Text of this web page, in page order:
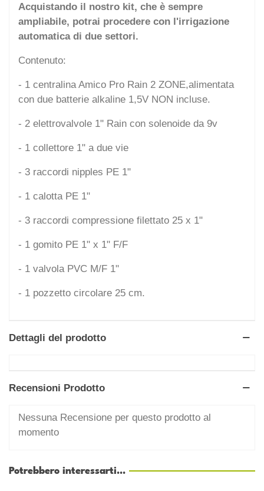
Acquistando il nostro kit, che è sempre
ampliabile, potrai procedere con l'irrigazione
automatica di due settori.
Contenuto:
- 1 centralina Amico Pro Rain 2 ZONE,alimentata
con due batterie alkaline 1,5V NON incluse.
- 2 elettrovalvole 1" Rain con solenoide da 9v
- 1 collettore 1" a due vie
- 3 raccordi nipples PE 1"
- 1 calotta PE 1"
- 3 raccordi compressione filettato 25 x 1"
- 1 gomito PE 1" x 1" F/F
- 1 valvola PVC M/F 1"
- 1 pozzetto circolare 25 cm.
Dettagli del prodotto
Recensioni Prodotto
Nessuna Recensione per questo prodotto al
momento
Potrebbero interessarti...